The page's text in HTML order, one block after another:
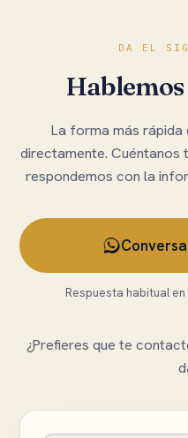
DA EL
La forma más
directamente.
respondemos con la
Respuesta habitual
¿Prefieres que te